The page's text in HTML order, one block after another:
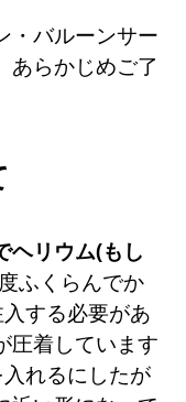
・バルーンサー
あらかじめご了
ヘリウム(もし
ふくらんでか
する必要があ
圧着しています
れるにしたが